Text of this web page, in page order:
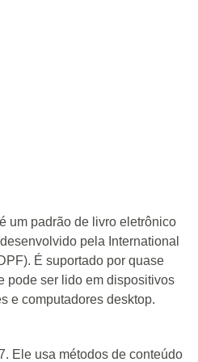
um padrão de livro eletrônico
pela International
É suportado por quase
pode ser lido em dispositivos
e computadores desktop.
Ele usa métodos de conteúdo